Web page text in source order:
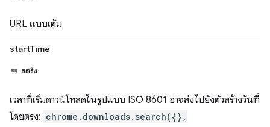
URL แบบเต็ม
startTime
สตริง
เวลาที่เริ่มดาวน์โหลดในรูปแบบ ISO 8601 อาจส่งไปยังตัวสร้างวันที่
โดยตรง: chrome.downloads.search({},